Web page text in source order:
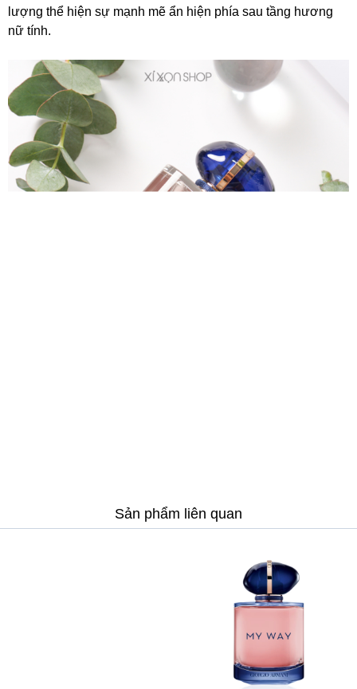
lượng thể hiện sự mạnh mẽ ẩn hiện phía sau tầng hương
nữ tính.
Sản phẩm liên quan